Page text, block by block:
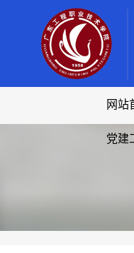
网站
党建